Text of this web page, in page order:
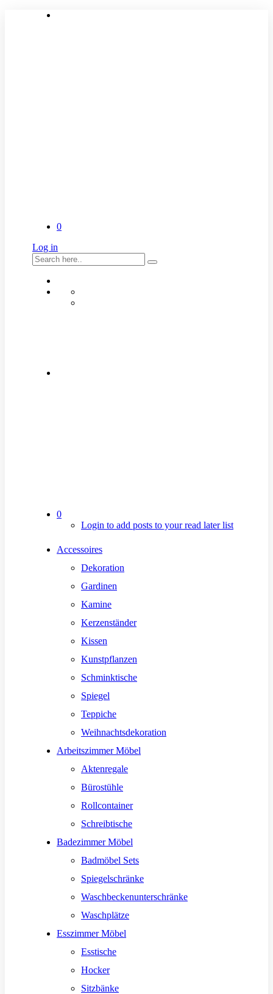
0
Log in
0
Login to add posts to your read later list
Accessoires
Dekoration
Gardinen
Kamine
Kerzenständer
Kissen
Kunstpflanzen
Schminktische
Spiegel
Teppiche
Weihnachtsdekoration
Arbeitszimmer Möbel
Aktenregale
Bürostühle
Rollcontainer
Schreibtische
Badezimmer Möbel
Badmöbel Sets
Spiegelschränke
Waschbeckenunterschränke
Waschplätze
Esszimmer Möbel
Esstische
Hocker
Sitzbänke